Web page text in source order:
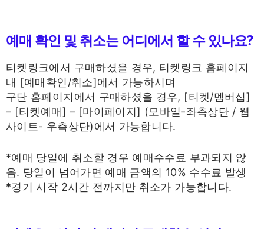
예매 확인 및 취소는 어디에서 할 수 있나요?
티켓링크에서 구매하셨을 경우, 티켓링크 홈페이지
내 [예매확인/취소]에서 가능하시며
구단 홈페이지에서 구매하셨을 경우, [티켓/멤버십]
– [티켓예매] – [마이페이지] (모바일-좌측상단 / 웹
사이트- 우측상단)에서 가능합니다.
*예매 당일에 취소할 경우 예매수수료 부과되지 않
음. 당일이 넘어가면 예매 금액의 10% 수수료 발생
*경기 시작 2시간 전까지만 취소가 가능합니다.